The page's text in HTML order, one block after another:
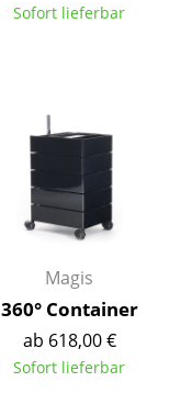
Sofort lieferbar
Magis
360° Container
ab 618,00 €
Sofort lieferbar